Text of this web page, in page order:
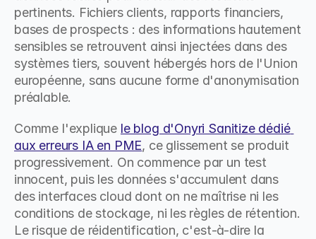
pertinents. Fichiers clients, rapports financiers,
bases de prospects : des informations hautement
sensibles se retrouvent ainsi injectées dans des
systèmes tiers, souvent hébergés hors de l'Union
européenne, sans aucune forme d'anonymisation
préalable.
Comme l'explique le blog d'Onyri Sanitize dédié
aux erreurs IA en PME, ce glissement se produit
progressivement. On commence par un test
innocent, puis les données s'accumulent dans
des interfaces cloud dont on ne maîtrise ni les
conditions de stockage, ni les règles de rétention.
Le risque de réidentification, c'est-à-dire la